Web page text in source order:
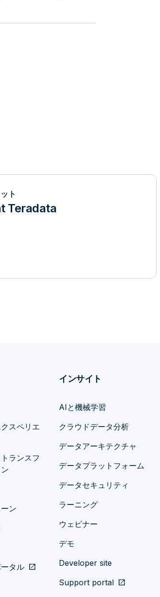
ト
Teradata
スペリエ
ランスフ
ン
タル open_in_new
インサイト
AIと機械学習
クラウドデータ分析
データアーキテクチャ
データプラットフォーム
データセキュリティ
ラーニング
ウェビナー
デモ
Developer site
Support portal open_in_new